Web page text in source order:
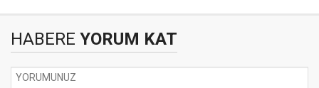
HABERE YORUM KAT